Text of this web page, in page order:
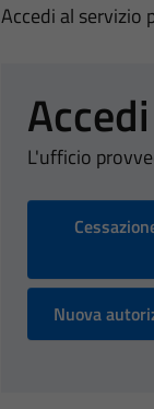
Accedi al servizio
L'ufficio
Nuova